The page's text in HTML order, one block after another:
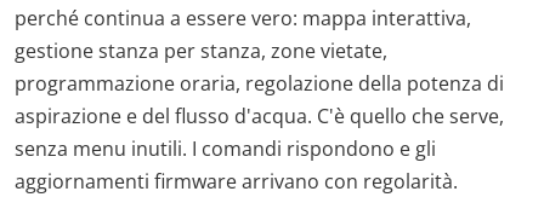
perché continua a essere vero: mappa interattiva,
gestione stanza per stanza, zone vietate,
programmazione oraria, regolazione della potenza di
aspirazione e del flusso d'acqua. C'è quello che serve,
senza menu inutili. I comandi rispondono e gli
aggiornamenti firmware arrivano con regolarità.